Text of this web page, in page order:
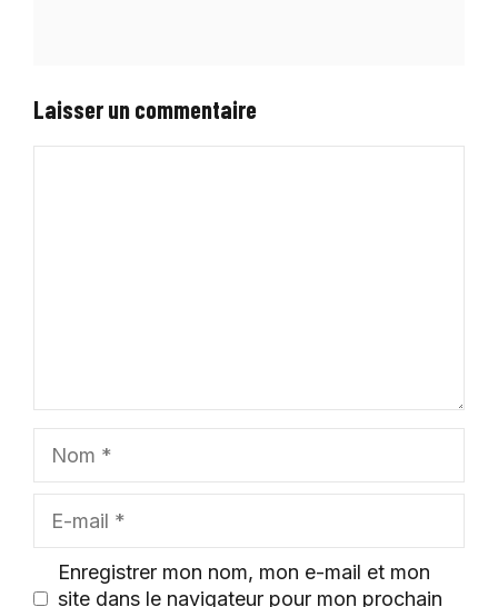
Laisser un commentaire
mail
Enregistrer mon nom, mon e-mail et mon
site dans le navigateur pour mon prochain